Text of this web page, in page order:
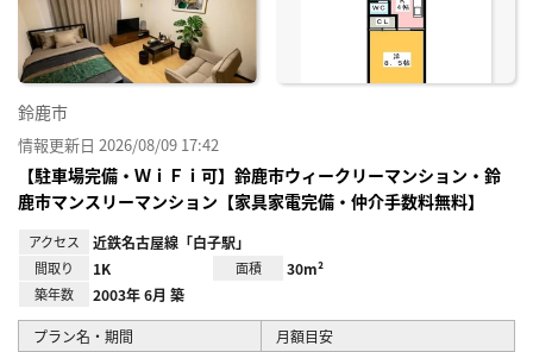
鈴鹿市
情報更新日 2026/08/09 17:42
【駐車場完備・ＷｉＦｉ可】鈴鹿市ウィークリーマンション・鈴
鹿市マンスリーマンション【家具家電完備・仲介手数料無料】
アクセス 近鉄名古屋線「白子駅」
間取り 1K 面積 30m²
築年数 2003年 6月 築
プラン名・期間 月額目安